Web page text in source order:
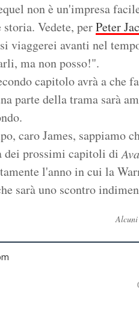
non è un'impresa
Vedete, perPeter
viaggerei avanti nel
ma non posso!".
capitolo avrà a che
parte della trama sarà
caro James, sappiamo
prossimi capitoli di
l'anno in cui la
sarà uno scontro